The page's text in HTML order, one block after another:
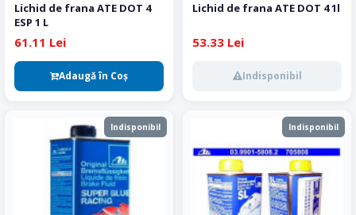
Lichid de frana ATE DOT 4
ESP 1 L
61.11 Lei
Adaugă în Coş
Lichid de frana ATE DOT 4 1l
53.33 Lei
Indisponibil
Indisponibil Indisponibil